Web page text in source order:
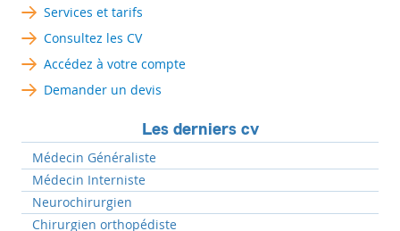
Services et tarifs
Consultez les CV
Accédez à votre compte
Demander un devis
Les derniers cv
Médecin Généraliste
Médecin Interniste
Neurochirurgien
Chirurgien orthopédiste